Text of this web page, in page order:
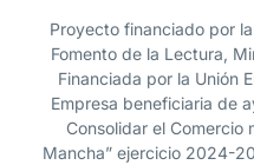
Proyecto financiado por
Fomento de la Lectura,
Financiada por la Unión
Empresa beneficiaria de
Consolidar el Comercio
Mancha” ejercicio 2024-